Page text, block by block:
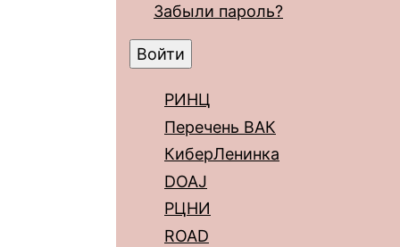
Забыли пароль?
РИНЦ
Перечень ВАК
КиберЛенинка
DOAJ
РЦНИ
ROAD